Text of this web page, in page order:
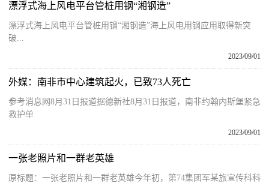
漂浮式海上风电平台管桩用钢“湘钢造”
漂浮式海上风电平台管桩用钢“湘钢造”海上风电用钢应用取得新突
破...
2023/09/01
外媒：南非市中心建筑起火，已致73人死亡
参考消息网8月31日报道据德新社8月31日报道，南非约翰内斯堡紧急
救护单
2023/09/01
一张老照片和一群老英雄
原标题：一张老照片和一群老英雄今年初，第74集团军某旅宣传科科